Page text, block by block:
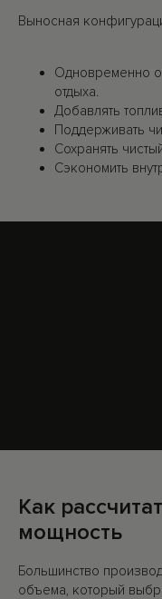
Выносная
Одновременно
отдыха.
Добавлять
Поддерживать
Сохранять
Сэкономить
Как
мощность
Большинство
объема, который